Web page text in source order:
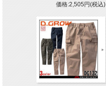
価格:2,505円(税込)